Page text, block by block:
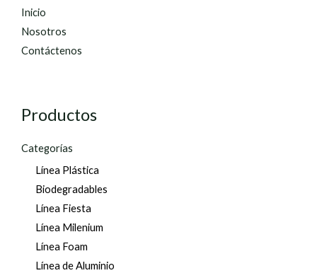
Inicio
Nosotros
Contáctenos
Productos
Categorías
Línea Plástica
Biodegradables
Línea Fiesta
Línea Milenium
Línea Foam
Línea de Aluminio